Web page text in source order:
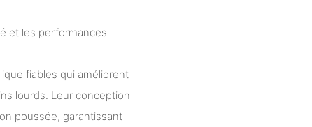
et les performances
fiables qui améliorent
lourds. Leur conception
poussée, garantissant